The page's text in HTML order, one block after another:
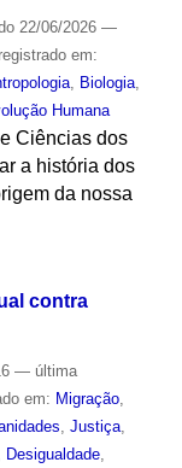
22/06/2026 —
em:
, Biologia,
Humana
Ciências dos
a história dos
da nossa
contra
— última
em: Migração,
Justiça,
Desigualdade,